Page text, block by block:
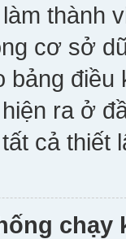
thành
cơ sở
bảng
ra ở
cả thiết
chạy